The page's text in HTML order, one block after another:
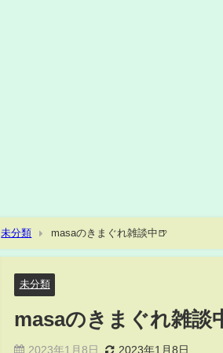
未分類 masaのきまぐれ雑談中🍺
未分類
masaのきまぐれ雑談
2023年1月8日 2023年1月8日